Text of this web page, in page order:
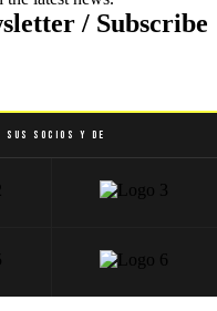
/ Subscribe
socios y de